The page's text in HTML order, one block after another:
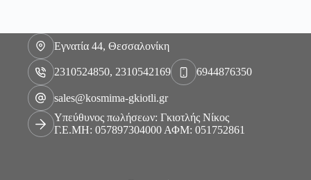
Εγνατία 44, Θεσσαλονίκη
2310524850, 2310542169 6944876350
sales@kosmima-gkiotli.gr
Υπεύθυνος πωλήσεων: Γκιοτλής Νίκος
Γ.Ε.ΜΗ: 057897304000 ΑΦΜ: 051752861